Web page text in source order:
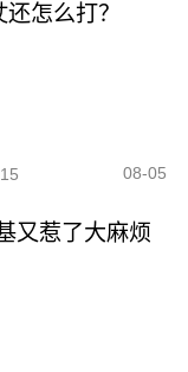
怎么打？
08-05
又惹了大麻烦